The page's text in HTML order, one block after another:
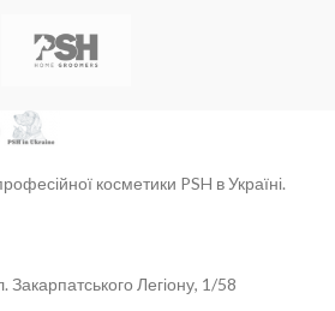
косметики PSH в Україні.
Легіону, 1/58